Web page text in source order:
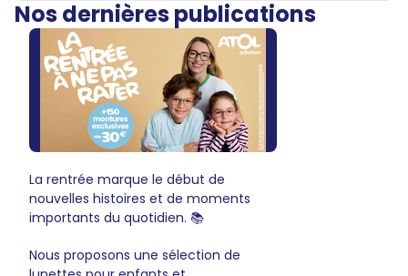
Nos dernières publications
La rentrée marque le début de
nouvelles histoires et de moments
importants du quotidien. 📚
Nous proposons une sélection de